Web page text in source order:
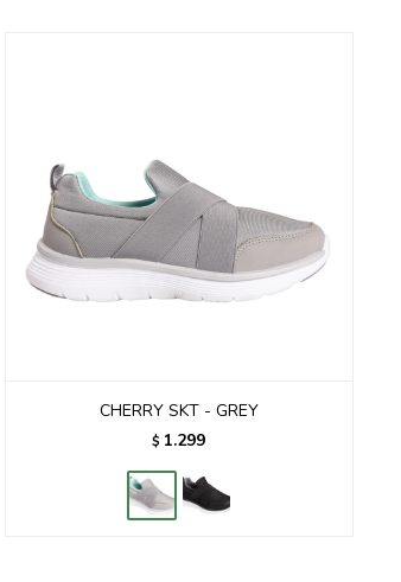
CHERRY SKT - GREY
$ 1.299